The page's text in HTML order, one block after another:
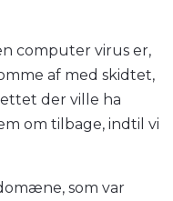
computer virus er,
af med skidtet,
der ville ha
om tilbage, indtil vi
som var